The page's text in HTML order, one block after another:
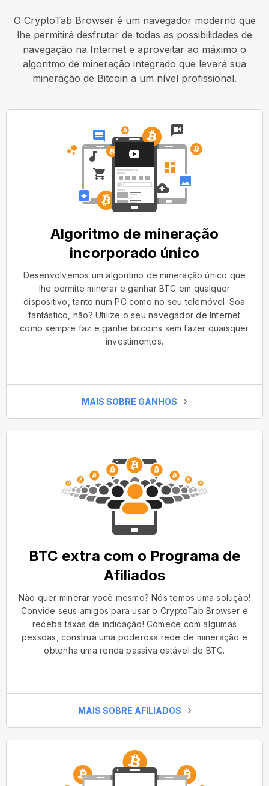
O CryptoTab Browser é um navegador moderno que
lhe permitirá desfrutar de todas as possibilidades de
navegação na Internet e aproveitar ao máximo o
algoritmo de mineração integrado que levará sua
mineração de Bitcoin a um nível profissional.
Algoritmo de mineração
incorporado único
Desenvolvemos um algoritmo de mineração único que
lhe permite minerar e ganhar BTC em qualquer
dispositivo, tanto num PC como no seu telemóvel. Soa
fantástico, não? Utilize o seu navegador de Internet
como sempre faz e ganhe bitcoins sem fazer quaisquer
investimentos.
MAIS SOBRE GANHOS
BTC extra com o Programa de
Afiliados
Não quer minerar você mesmo? Nós temos uma solução!
Convide seus amigos para usar o CryptoTab Browser e
receba taxas de indicação! Comece com algumas
pessoas, construa uma poderosa rede de mineração e
obtenha uma renda passiva estável de BTC.
MAIS SOBRE AFILIADOS